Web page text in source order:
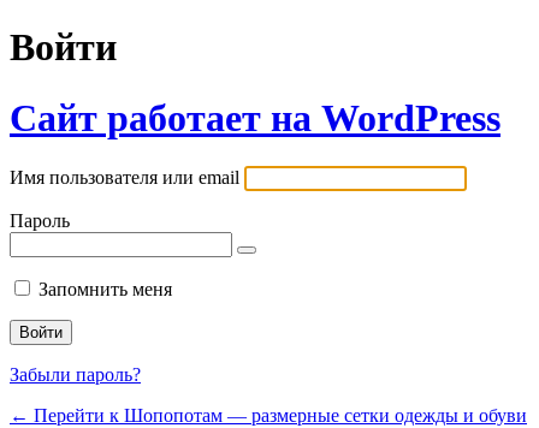
Войти
Сайт работает на WordPress
Имя пользователя или email
Пароль
Запомнить меня
Забыли пароль?
← Перейти к Шопопотам — размерные сетки одежды и обуви